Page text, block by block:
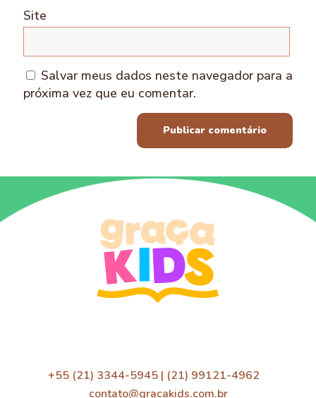
Site
Salvar meus dados neste navegador para a
próxima vez que eu comentar.
+55 (21) 3344-5945 | (21) 99121-4962
contato@gracakids.com.br